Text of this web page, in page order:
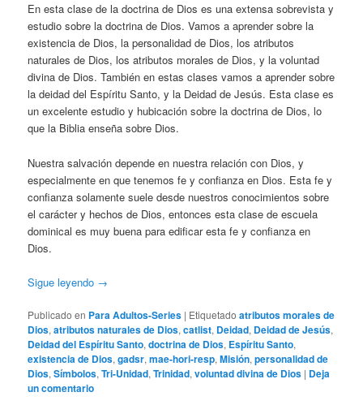
En esta clase de la doctrina de Dios es una extensa sobrevista y
estudio sobre la doctrina de Dios. Vamos a aprender sobre la
existencia de Dios, la personalidad de Dios, los atributos
naturales de Dios, los atributos morales de Dios, y la voluntad
divina de Dios. También en estas clases vamos a aprender sobre
la deidad del Espíritu Santo, y la Deidad de Jesús. Esta clase es
un excelente estudio y hubicación sobre la doctrina de Dios, lo
que la Biblia enseña sobre Dios.
Nuestra salvación depende en nuestra relación con Dios, y
especialmente en que tenemos fe y confianza en Dios. Esta fe y
confianza solamente suele desde nuestros conocimientos sobre
el carácter y hechos de Dios, entonces esta clase de escuela
dominical es muy buena para edificar esta fe y confianza en
Dios.
Sigue leyendo →
Publicado en Para Adultos-Series | Etiquetado atributos morales de
Dios,atributos naturales de Dios,catlist, Deidad, Deidad de Jesús,
Deidad del Espíritu Santo,doctrina de Dios, Espíritu Santo,
existencia de Dios,gadsr,mae-hori-resp,Misión,personalidad de
Dios,Símbolos,Tri-Unidad,Trinidad,voluntad divina de Dios | Deja
un comentario